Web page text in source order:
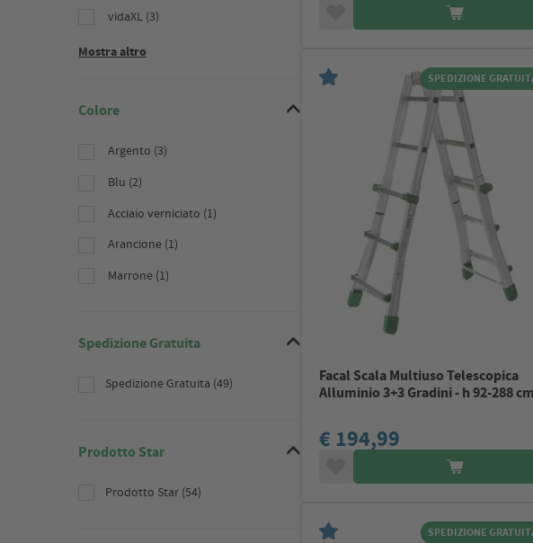
vidaXL (3)
Mostra altro
Colore
Argento (3)
Blu (2)
Acciaio verniciato (1)
Arancione (1)
Marrone (1)
Spedizione Gratuita
Spedizione Gratuita (49)
Prodotto Star
Prodotto Star (54)
SPEDIZIONE
Facal Scala Multiuso Telescopica
Alluminio 3+3 Gradini - h 92-288 cm
€ 194,99
SPEDIZIONE